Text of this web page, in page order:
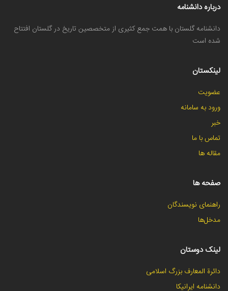
درباره دانشنامه
دانشنامه گلستان با همت جمع کثیری از متخصصین تاریخ در گلستان افتتاح
شده است
لینکستان
عضویت
ورود به سامانه
خبر
تماس با ما
مقاله ها
صفحه ها
راهنمای نویسندگان
مدخل‌ها
لینک دوستان
دائرة المعارف بزرگ اسلامی
دانشنامه ایرانیکا